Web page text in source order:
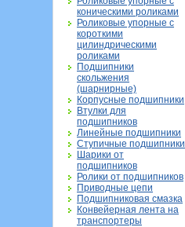
коническими роликами
Роликовые упорные с
короткими
цилиндрическими
роликами
Подшипники
скольжения
(шарнирные)
Корпусные подшипники
Втулки для
подшипников
Линейные подшипники
Ступичные подшипники
Шарики от
подшипников
Ролики от подшипников
Приводные цепи
Подшипниковая смазка
Конвейерная лента на
транспортеры